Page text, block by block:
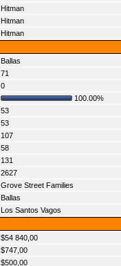
Hitman
Hitman
Hitman
Ballas
71
0
100.00%
53
53
107
58
131
2627
Grove Street Families
Ballas
Los Santos Vagos
$54 840,00
$747,00
$500,00